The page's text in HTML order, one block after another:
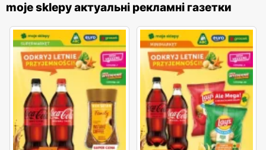
moje sklepy актуальні рекламні газетки